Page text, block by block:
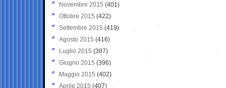
Novembre 2015 (401)
Ottobre 2015 (422)
Settembre 2015 (419)
Agosto 2015 (416)
Luglio 2015 (387)
Giugno 2015 (396)
Maggio 2015 (402)
Aprile 2015 (407)